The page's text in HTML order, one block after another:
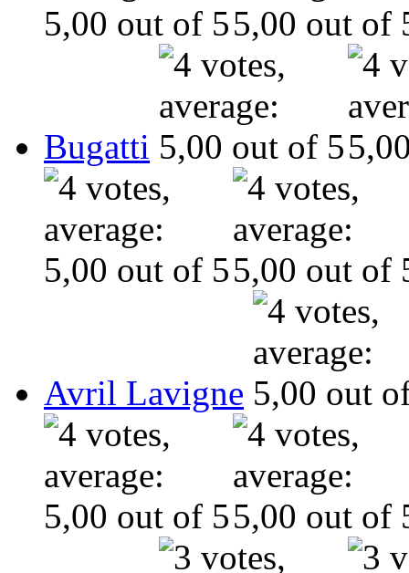
Bugatti
Avril Lavigne